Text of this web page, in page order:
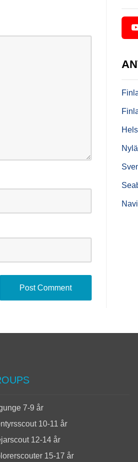
7-9 år
10-11 år
12-14 år
15-17 år